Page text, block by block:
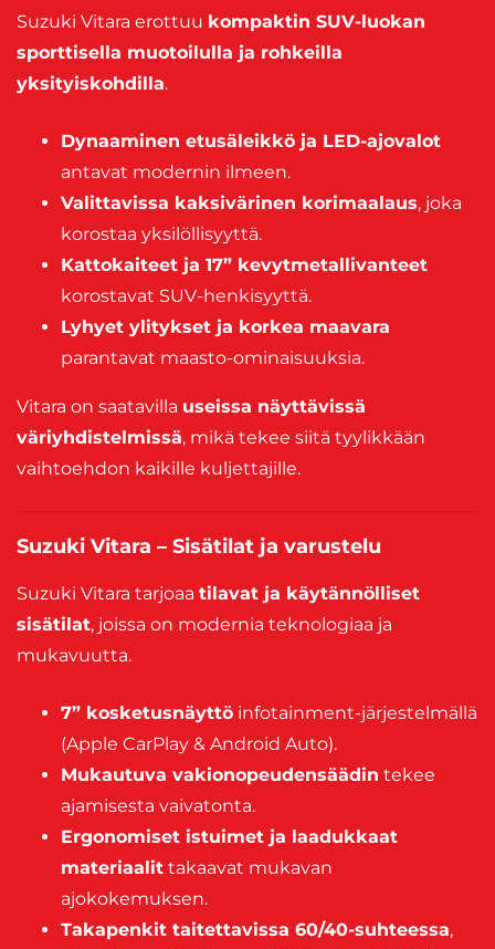
Suzuki Vitara erottuu kompaktin SUV-luokan
sporttisella muotoilulla ja rohkeilla
yksityiskohdilla.
Dynaaminen etusäleikkö ja LED-ajovalot
antavat modernin ilmeen.
Valittavissa kaksivärinen korimaalaus, joka
korostaa yksilöllisyyttä.
Kattokaiteet ja 17” kevytmetallivanteet
korostavat SUV-henkisyyttä.
Lyhyet ylitykset ja korkea maavara
parantavat maasto-ominaisuuksia.
Vitara on saatavilla useissa näyttävissä
väriyhdistelmissä, mikä tekee siitä tyylikkään
vaihtoehdon kaikille kuljettajille.
Suzuki Vitara – Sisätilat ja varustelu
Suzuki Vitara tarjoaa tilavat ja käytännölliset
sisätilat, joissa on modernia teknologiaa ja
mukavuutta.
7” kosketusnäyttö infotainment-järjestelmällä
(Apple CarPlay & Android Auto).
Mukautuva vakionopeudensäädin tekee
ajamisesta vaivatonta.
Ergonomiset istuimet ja laadukkaat
materiaalit takaavat mukavan
ajokokemuksen.
Takapenkit taitettavissa 60/40-suhteessa,